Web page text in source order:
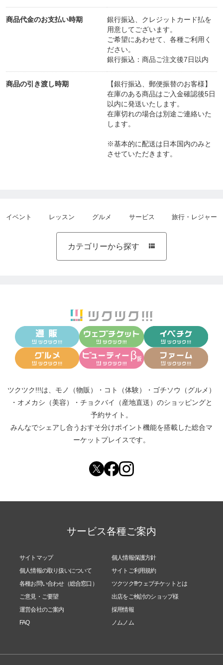
商品代金のお支払い時期
銀行振込、クレジットカード払を
用意してございます。
ご希望にあわせて、各種ご利用く
ださい。
銀行振込：商品ご注文後7日以内
商品の引き渡し時期
【銀行振込、郵便振替のお客様】
在庫のある商品はご入金確認後5日
以内に発送いたします。
在庫切れの場合は別途ご連絡いた
します。
※基本的に配送は日本国内のみと
させていただきます。
イベント レッスン グルメ サービス 旅行・レジャー
カテゴリーから探す 
ツクツク!!!は、 モノ（物販） ・ コト（体験） ・ ゴチソウ（グルメ）
・ オメカシ（美容） ・ チョクバイ（産地直送） のショッピングと
予約サイト。
みんなでシェアし合う おすそ分けポイント機能を搭載した総合マ
ーケットプレイスです。
サービス各種ご案内
サイトマップ
個人情報保護方針
個人情報の取り扱いについて
サイトご利用規約
各種お問い合わせ（総合窓口）
ツクツク!!!ウェブチケットとは
ご意見・ご要望
出店をご検討のショップ様
運営会社のご案内
採用情報
FAQ
ノムノム